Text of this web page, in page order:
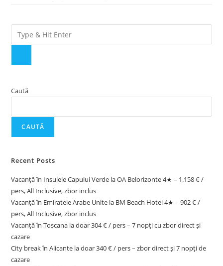
Caută
CAUTĂ
Recent Posts
Vacanță în Insulele Capului Verde la OA Belorizonte 4★ – 1.158 € /
pers, All Inclusive, zbor inclus
Vacanță în Emiratele Arabe Unite la BM Beach Hotel 4★ – 902 € /
pers, All Inclusive, zbor inclus
Vacanță în Toscana la doar 304 € / pers – 7 nopți cu zbor direct și
cazare
City break în Alicante la doar 340 € / pers – zbor direct și 7 nopți de
cazare